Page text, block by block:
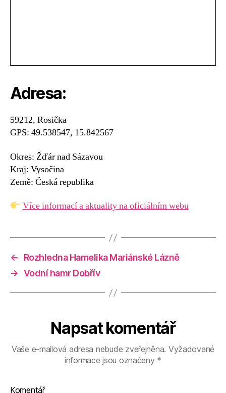
Adresa:
59212, Rosička
GPS: 49.538547, 15.842567
Okres: Žďár nad Sázavou
Kraj: Vysočina
Země: Česká republika
Více informací a aktuality na oficiálním webu
←
Rozhledna Hamelika Mariánské Lázně
→ Vodní hamr Dobřív
Napsat komentář
Vaše e-mailová adresa nebude zveřejněna. Vyžadované
informace jsou označeny *
Komentář